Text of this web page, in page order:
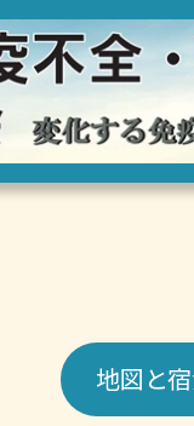
地図と